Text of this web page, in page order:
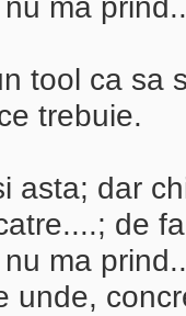
tool ca sa
trebuie.
asta; dar
de
ma
unde,